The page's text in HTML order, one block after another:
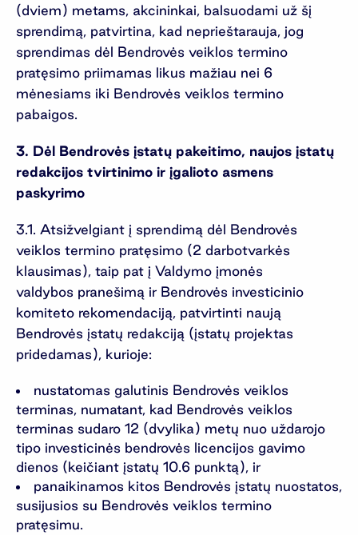
(dviem) metams, akcininkai, balsuodami už šį
sprendimą, patvirtina, kad neprieštarauja, jog
sprendimas dėl Bendrovės veiklos termino
pratęsimo priimamas likus mažiau nei 6
mėnesiams iki Bendrovės veiklos termino
pabaigos.
3. Dėl Bendrovės įstatų pakeitimo, naujos įstatų
redakcijos tvirtinimo ir įgalioto asmens
paskyrimo
3.1. Atsižvelgiant į sprendimą dėl Bendrovės
veiklos termino pratęsimo (2 darbotvarkės
klausimas), taip pat į Valdymo įmonės
valdybos pranešimą ir Bendrovės investicinio
komiteto rekomendaciją, patvirtinti naują
Bendrovės įstatų redakciją (įstatų projektas
pridedamas), kurioje:
nustatomas galutinis Bendrovės veiklos
terminas, numatant, kad Bendrovės veiklos
terminas sudaro 12 (dvylika) metų nuo uždarojo
tipo investicinės bendrovės licencijos gavimo
dienos (keičiant įstatų 10.6 punktą), ir
panaikinamos kitos Bendrovės įstatų nuostatos,
susijusios su Bendrovės veiklos termino
pratęsimu.